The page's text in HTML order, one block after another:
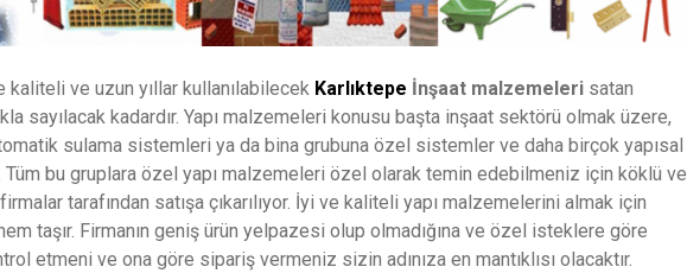
ve uzun yıllar kullanılabilecek Karlıktepe İnşaat malzemeleri satan
sayılacak kadardır. Yapı malzemeleri konusu başta inşaat sektörü olmak üzere,
sulama sistemleri ya da bina grubuna özel sistemler ve daha birçok yapısal
Tüm bu gruplara özel yapı malzemeleri özel olarak temin edebilmeniz için köklü ve
tarafından satışa çıkarılıyor. İyi ve kaliteli yapı malzemelerini almak için
taşır. Firmanın geniş ürün yelpazesi olup olmadığına ve özel isteklere göre
etmeni ve ona göre sipariş vermeniz sizin adınıza en mantıklısı olacaktır.